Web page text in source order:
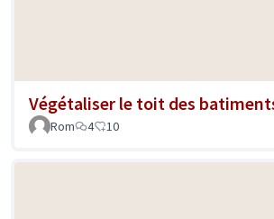
Végétaliser le toit des
Rom
4 10